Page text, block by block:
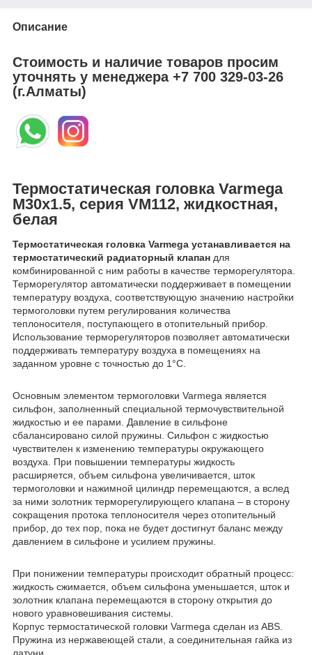
Описание
Стоимость и наличие товаров просим
уточнять у менеджера+7 700 329-03-26
(г.Алматы)
Термостатическая головка Varmega
M30х1.5, серия VM112, жидкостная,
белая
Термостатическая головка Varmega устанавливается на
термостатический радиаторный клапан для
комбинированной с ним работы в качестве терморегулятора.
Терморегулятор автоматически поддерживает в помещении
температуру воздуха, соответствующую значению настройки
термоголовки путем регулирования количества
теплоносителя, поступающего в отопительный прибор.
Использование терморегуляторов позволяет автоматически
поддерживать температуру воздуха в помещениях на
заданном уровне с точностью до 1°С.
Основным элементом термоголовки Varmega является
сильфон, заполненный специальной термочувствительной
жидкостью и ее парами. Давление в сильфоне
сбалансировано силой пружины. Сильфон с жидкостью
чувствителен к изменению температуры окружающего
воздуха. При повышении температуры жидкость
расширяется, объем сильфона увеличивается, шток
термоголовки и нажимной цилиндр перемещаются, а вслед
за ними золотник терморегулирующего клапана ‒ в сторону
сокращения протока теплоносителя через отопительный
прибор, до тех пор, пока не будет достигнут баланс между
давлением в сильфоне и усилием пружины.
При понижении температуры происходит обратный процесс:
жидкость сжимается, объем сильфона уменьшается, шток и
золотник клапана перемещаются в сторону открытия до
нового уравновешивания системы.
Корпус термостатической головки Varmega сделан из ABS.
Пружина из нержавеющей стали, а соединительная гайка из